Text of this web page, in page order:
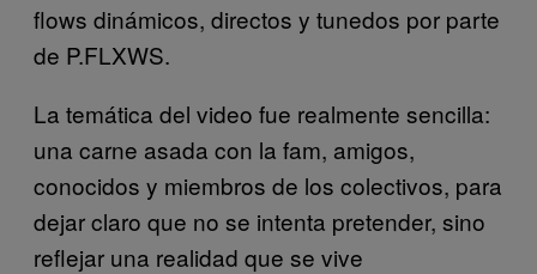
flows dinámicos, directos y tunedos por parte
de P.FLXWS.
La temática del video fue realmente sencilla:
una carne asada con la fam, amigos,
conocidos y miembros de los colectivos, para
dejar claro que no se intenta pretender, sino
reflejar una realidad que se vive